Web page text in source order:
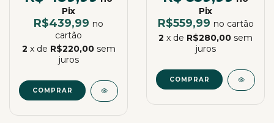
Pix
R$439,99 no
cartão
2 x de R$220,00 sem
juros
COMPRAR
Pix
R$559,99 no cartão
2 x de R$280,00 sem
juros
COMPRAR